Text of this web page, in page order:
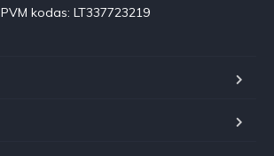
PVM kodas: LT337723219